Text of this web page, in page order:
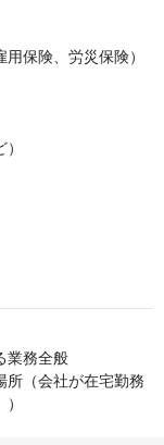
保険、労災保険）
業務全般
所（会社が在宅勤務